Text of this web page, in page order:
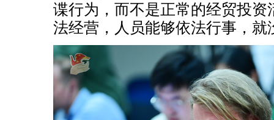
谍行为，而不是正常的经贸投资
法经营，人员能够依法行事，就